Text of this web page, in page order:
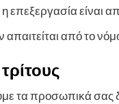
είναι
από το
τα προσωπικά σας